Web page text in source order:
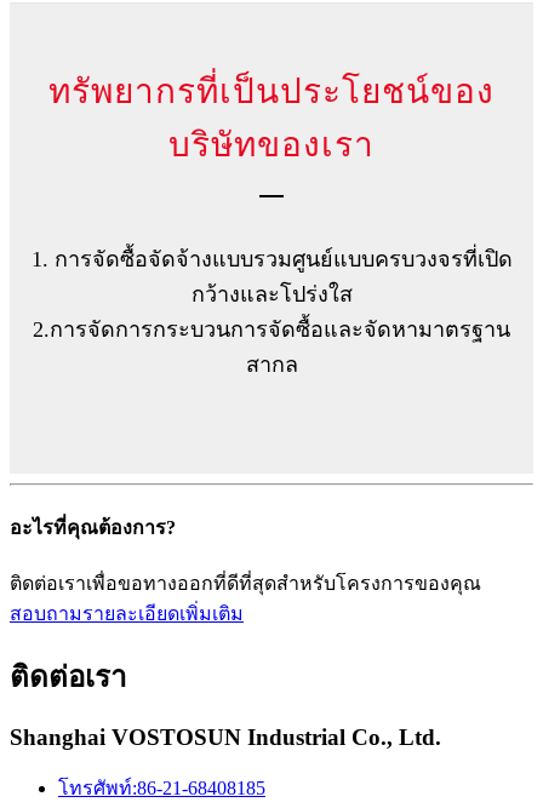
ทรัพยากรที่เป็นประโยชน์ของ
บริษัทของเรา
1. การจัดซื้อจัดจ้างแบบรวมศูนย์แบบครบวงจรที่เปิด
กว้างและโปร่งใส
2.การจัดการกระบวนการจัดซื้อและจัดหามาตรฐาน
สากล
อะไรที่คุณต้องการ?
ติดต่อเราเพื่อขอทางออกที่ดีที่สุดสำหรับโครงการของคุณ
สอบถามรายละเอียดเพิ่มเติม
ติดต่อเรา
Shanghai VOSTOSUN Industrial Co., Ltd.
โทรศัพท์:86-21-68408185